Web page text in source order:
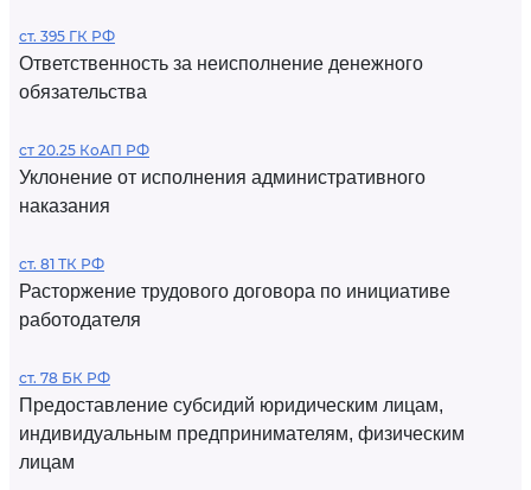
ст. 395 ГК РФ
Ответственность за неисполнение денежного
обязательства
ст 20.25 КоАП РФ
Уклонение от исполнения административного
наказания
ст. 81 ТК РФ
Расторжение трудового договора по инициативе
работодателя
ст. 78 БК РФ
Предоставление субсидий юридическим лицам,
индивидуальным предпринимателям, физическим
лицам